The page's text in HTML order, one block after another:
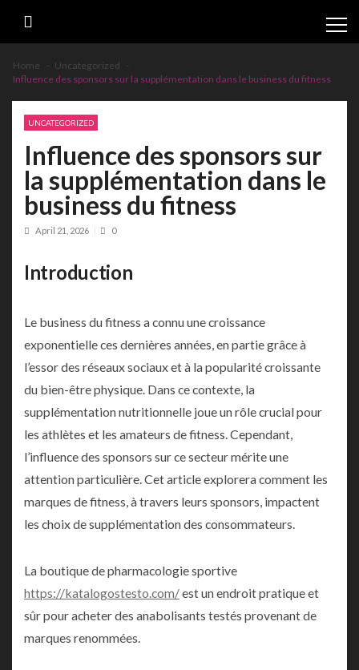
Home
Uncategorized
Influence des sponsors sur la supplémentation dans le business du fitness
UNCATEGORIZED
Influence des sponsors sur
la supplémentation dans le
business du fitness
April 21, 2026 0
Introduction
Le business du fitness a connu une croissance
exponentielle ces dernières années, en partie grâce à
l’essor des réseaux sociaux et à la popularité croissante
du bien-être physique. Dans ce contexte, la
supplémentation nutritionnelle joue un rôle crucial pour
les athlètes et les amateurs de fitness. Cependant,
l’influence des sponsors sur ce secteur mérite une
attention particulière. Cet article explorera comment les
marques de fitness, à travers leurs sponsors, impactent
les choix de supplémentation des consommateurs.
La boutique de pharmacologie sportive
https://katalogostesto.com/est un endroit pratique et
sûr pour acheter des anabolisants testés provenant de
marques renommées.